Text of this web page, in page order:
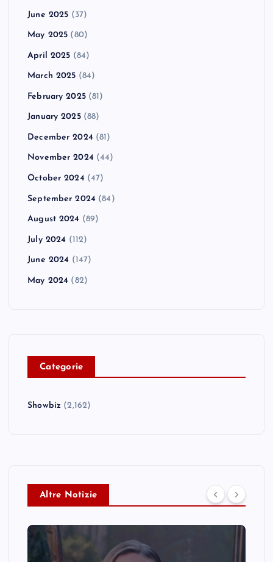
June 2025 (37)
May 2025 (80)
April 2025 (84)
March 2025 (84)
February 2025(81)
January 2025(88)
December 2024 (81)
November 2024 (44)
October 2024 (47)
September 2024 (84)
August 2024 (89)
July 2024 (112)
June 2024 (147)
May 2024 (82)
Categorie
Showbiz (2,162)
Altre Notizie